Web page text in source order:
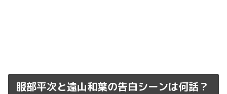
服部平次と遠山和葉の告白シーンは何話？